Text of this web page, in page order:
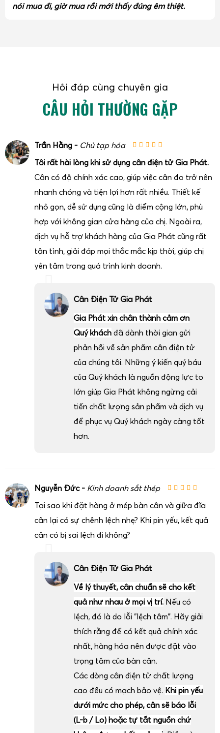
nói mua đi, giờ mua rồi mới thấy đúng êm thiệt.
Hỏi đáp cùng chuyên gia
CÂU HỎI THƯỜNG GẶP
Trần Hằng - Chủ tạp hóa
Tôi rất hài lòng khi sử dụng cân điện tử Gia Phát.
Cân có độ chính xác cao, giúp việc cân đo trở nên
nhanh chóng và tiện lợi hơn rất nhiều. Thiết kế
nhỏ gọn, dễ sử dụng cũng là điểm cộng lớn, phù
hợp với không gian cửa hàng của chị. Ngoài ra,
dịch vụ hỗ trợ khách hàng của Gia Phát cũng rất
tận tình, giải đáp mọi thắc mắc kịp thời, giúp chị
yên tâm trong quá trình kinh doanh.
Cân Điện Tử Gia Phát
Gia Phát xin chân thành cảm ơn
Quý khách đã dành thời gian gửi
phản hồi về sản phẩm cân điện tử
của chúng tôi. Những ý kiến quý báu
của Quý khách là nguồn động lực to
lớn giúp Gia Phát không ngừng cải
tiến chất lượng sản phẩm và dịch vụ
để phục vụ Quý khách ngày càng tốt
hơn.
Nguyễn Đức - Kinh doanh sắt thép
Tại sao khi đặt hàng ở mép bàn cân và giữa đĩa
cân lại có sự chênh lệch nhẹ? Khi pin yếu, kết quả
cân có bị sai lệch đi không?
Cân Điện Tử Gia Phát
Về lý thuyết, cân chuẩn sẽ cho kết
quả như nhau ở mọi vị trí. Nếu có
lệch, đó là do lỗi "lệch tâm". Hãy giải
thích rằng để có kết quả chính xác
nhất, hàng hóa nên được đặt vào
trọng tâm của bàn cân.
Các dòng cân điện tử chất lượng
cao đều có mạch bảo vệ. Khi pin yếu
dưới mức cho phép, cân sẽ báo lỗi
(L-b / Lo) hoặc tự tắt nguồn chứ